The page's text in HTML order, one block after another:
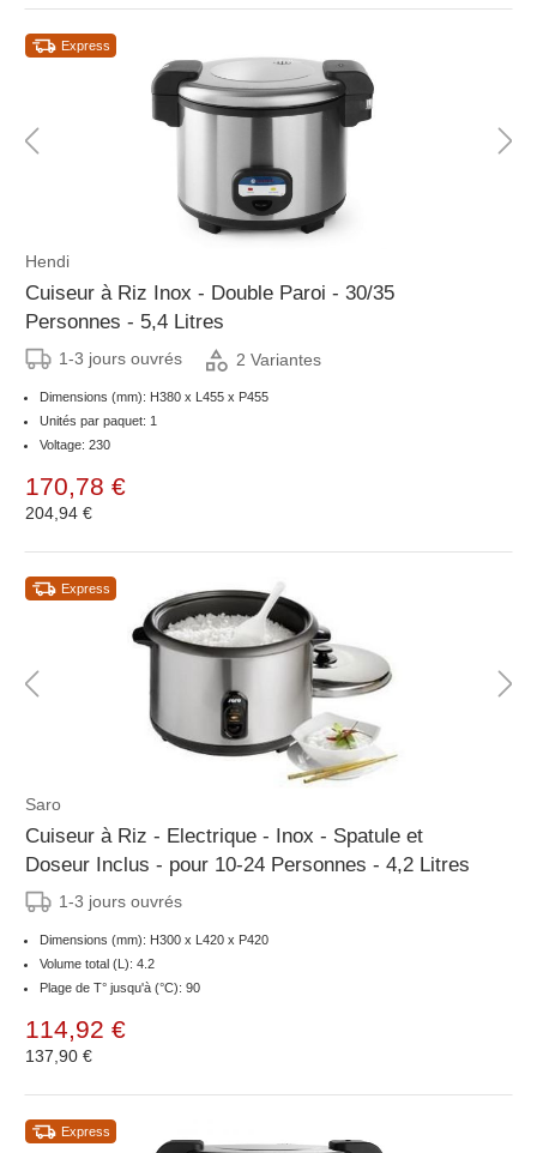
Express
Hendi
Cuiseur à Riz Inox - Double Paroi - 30/35
Personnes - 5,4 Litres
1-3 jours ouvrés 2 Variantes
Dimensions (mm): H380 x L455 x P455
Unités par paquet: 1
Voltage: 230
170,78 €
204,94 €
Express
Saro
Cuiseur à Riz - Electrique - Inox - Spatule et
Doseur Inclus - pour 10-24 Personnes - 4,2 Litres
1-3 jours ouvrés
Dimensions (mm): H300 x L420 x P420
Volume total (L): 4.2
Plage de T° jusqu'à (°C): 90
114,92 €
137,90 €
Express